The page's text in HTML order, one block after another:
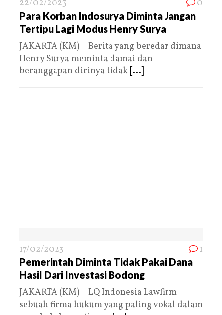
22/02/2023 0
Para Korban Indosurya Diminta Jangan
Tertipu Lagi Modus Henry Surya
JAKARTA (KM) – Berita yang beredar dimana
Henry Surya meminta damai dan
beranggapan dirinya tidak [...]
17/02/2023 1
Pemerintah Diminta Tidak Pakai Dana
Hasil Dari Investasi Bodong
JAKARTA (KM) – LQ Indonesia Lawfirm
sebuah firma hukum yang paling vokal dalam